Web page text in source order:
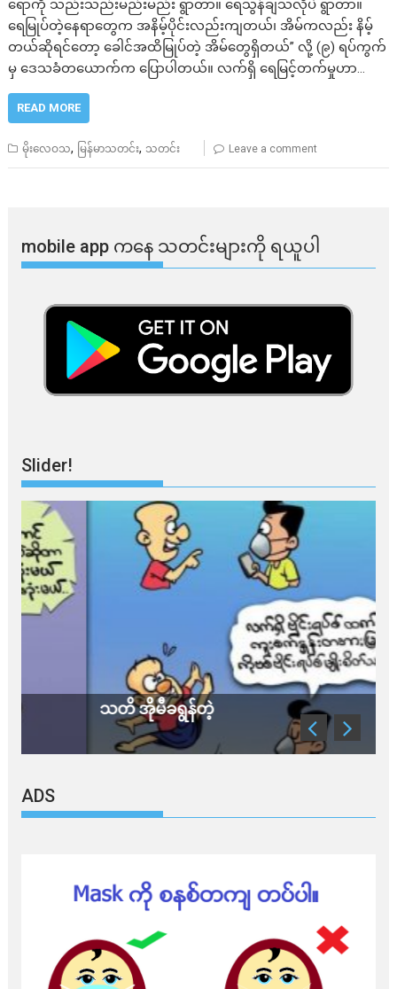
ရောကို သည်းသည်းမည်းမည်း ရွာတာ။ ရေသွန်ချသလိုပဲ ရွာတာ။
ရေမြုပ်တဲ့နေရာတွေက အနိမ့်ပိုင်းလည်းကျတယ်၊ အိမ်ကလည်း နိမ့်
တယ်ဆိုရင်တော့ ခေါင်အထိမြုပ်တဲ့ အိမ်တွေရှိတယ်” လို့ (၉) ရပ်ကွက်
မှ ဒေသခံတယောက်က ပြောပါတယ်။ လက်ရှိ ရေမြင့်တက်မှုဟာ…
READ MORE
မိုးလေဝသ, မြန်မာသတင်း, သတင်း Leave a comment
mobile app ​​ကနေ ​​သတင်းများကို ရယူပါ
Slider!
သတိ အိုမီခရွန်တဲ့
ADS